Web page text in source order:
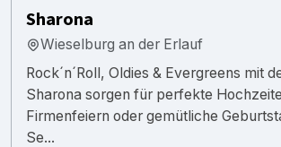
Sharona
Wieselburg an der Erlauf
Rock´n´Roll, Oldies & Evergreens mit
Sharona sorgen für perfekte
Firmenfeiern oder gemütliche
Se...